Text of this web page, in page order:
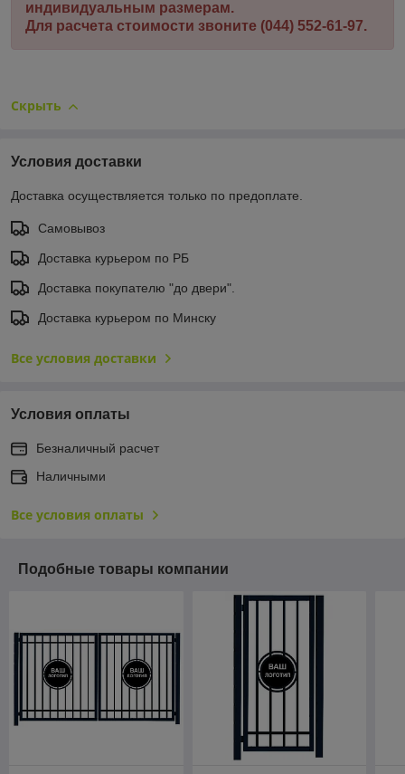
индивидуальным размерам.
Для расчета стоимости звоните (044) 552-61-97.
Скрыть
Условия доставки
Доставка осуществляется только по предоплате.
Самовывоз
Доставка курьером по РБ
Доставка покупателю "до двери".
Доставка курьером по Минску
Все условия доставки
Условия оплаты
Безналичный расчет
Наличными
Все условия оплаты
Подобные товары компании